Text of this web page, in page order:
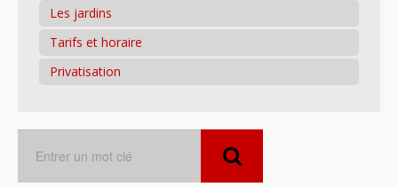
Les jardins
Tarifs et horaire
Privatisation